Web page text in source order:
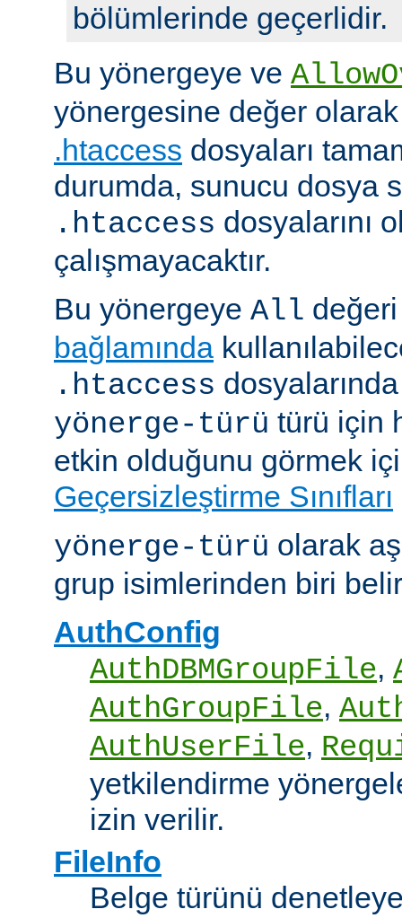
bölümlerinde geçerlidir.
Bu yönergeye ve
yönergesine değer
.htaccess dosyaları
durumda, sunucu dosya
.htaccess dosyalarını
çalışmayacaktır.
Bu yönergeye All
bağlamında
.htaccess
yönerge-türü türü için
etkin olduğunu görmek
Geçersizleştirme Sınıfları
yönerge-türü olarak
grup isimlerinden biri
AuthConfig
AuthDBMGroupFile,
AuthGroupFile,
AuthUserFile,
yetkilendirme
izin verilir.
FileInfo
Belge türünü